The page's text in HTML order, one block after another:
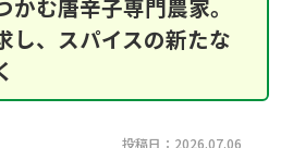
む唐辛子専門農家。
し、スパイスの新たな
投稿日：2026.07.06